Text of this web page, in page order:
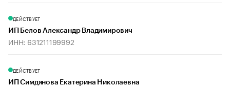
ДЕЙСТВУЕТ
ИП Белов Александр Владимирович
ИНН: 631211199992
ДЕЙСТВУЕТ
ИП Симдянова Екатерина Николаевна